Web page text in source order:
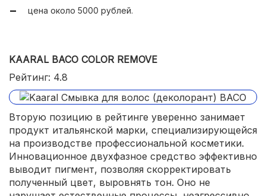
цена около 5000 рублей.
KAARAL BACO COLOR REMOVE
Рейтинг: 4.8
Вторую позицию в рейтинге уверенно занимает
продукт итальянской марки, специализирующейся
на производстве профессиональной косметики.
Инновационное двухфазное средство эффективно
выводит пигмент, позволяя скорректировать
полученный цвет, выровнять тон. Оно не